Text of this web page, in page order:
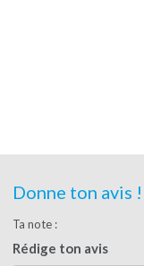
Donne ton avis !
Ta note :
Rédige ton avis